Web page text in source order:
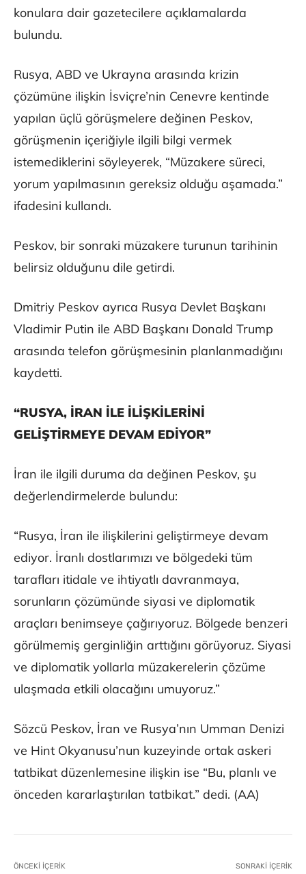
konulara dair gazetecilere açıklamalarda
bulundu.
Rusya, ABD ve Ukrayna arasında krizin
çözümüne ilişkin İsviçre’nin Cenevre kentinde
yapılan üçlü görüşmelere değinen Peskov,
görüşmenin içeriğiyle ilgili bilgi vermek
istemediklerini söyleyerek, “Müzakere süreci,
yorum yapılmasının gereksiz olduğu aşamada.”
ifadesini kullandı.
Peskov, bir sonraki müzakere turunun tarihinin
belirsiz olduğunu dile getirdi.
Dmitriy Peskov ayrıca Rusya Devlet Başkanı
Vladimir Putin ile ABD Başkanı Donald Trump
arasında telefon görüşmesinin planlanmadığını
kaydetti.
“RUSYA, İRAN İLE İLİŞKİLERİNİ
GELİŞTİRMEYE DEVAM EDİYOR”
İran ile ilgili duruma da değinen Peskov, şu
değerlendirmelerde bulundu:
“Rusya, İran ile ilişkilerini geliştirmeye devam
ediyor. İranlı dostlarımızı ve bölgedeki tüm
tarafları itidale ve ihtiyatlı davranmaya,
sorunların çözümünde siyasi ve diplomatik
araçları benimseye çağırıyoruz. Bölgede benzeri
görülmemiş gerginliğin arttığını görüyoruz. Siyasi
ve diplomatik yollarla müzakerelerin çözüme
ulaşmada etkili olacağını umuyoruz.”
Sözcü Peskov, İran ve Rusya’nın Umman Denizi
ve Hint Okyanusu’nun kuzeyinde ortak askeri
tatbikat düzenlemesine ilişkin ise “Bu, planlı ve
önceden kararlaştırılan tatbikat.” dedi. (AA)
ÖNCEKI İÇERIK SONRAKI İÇERIK